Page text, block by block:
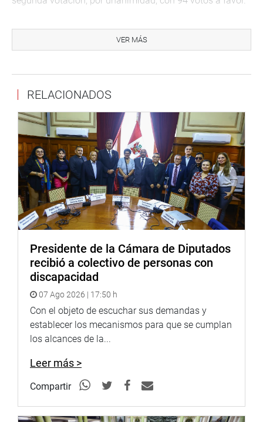
VER MÁS
RELACIONADOS
Presidente de la Cámara de Diputados
recibió a colectivo de personas con
discapacidad
07 Ago 2026 | 17:50 h
Con el objeto de escuchar sus demandas y
establecer los mecanismos para que se cumplan
los alcances de la...
Leer más >
Compartir